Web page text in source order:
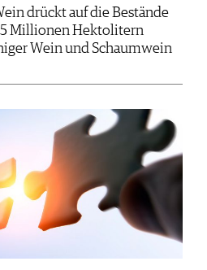
drückt auf die Bestände
Millionen Hektolitern
Wein und Schaumwein